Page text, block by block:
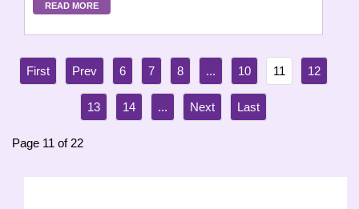
READ MORE
6 7 8 ... 10 11 12
13 14 ...
Page 11 of 22